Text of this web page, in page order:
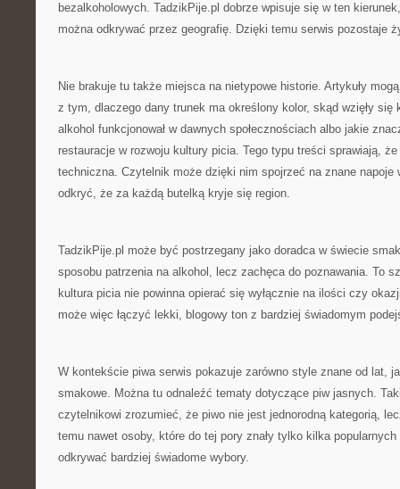
bezalkoholowych. TadzikPije.pl dobrze wpisuje się w ten
można odkrywać przez geografię. Dzięki temu serwis pozostaje
Nie brakuje tu także miejsca na nietypowe historie. Artykuły
z tym, dlaczego dany trunek ma określony kolor, skąd wzięły się
alkohol funkcjonował w dawnych społecznościach albo jakie
restauracje w rozwoju kultury picia. Tego typu treści sprawiają,
techniczna. Czytelnik może dzięki nim spojrzeć na znane napoje
odkryć, że za każdą butelką kryje się region.
TadzikPije.pl może być postrzegany jako doradca w świecie
sposobu patrzenia na alkohol, lecz zachęca do poznawania. To
kultura picia nie powinna opierać się wyłącznie na ilości czy
może więc łączyć lekki, blogowy ton z bardziej świadomym
W kontekście piwa serwis pokazuje zarówno style znane od lat,
smakowe. Można tu odnaleźć tematy dotyczące piw jasnych.
czytelnikowi zrozumieć, że piwo nie jest jednorodną kategorią,
temu nawet osoby, które do tej pory znały tylko kilka
odkrywać bardziej świadome wybory.